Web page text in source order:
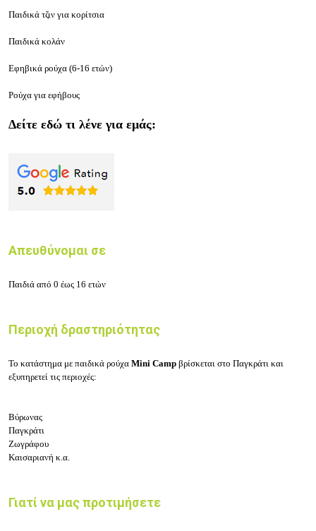
Παιδικά τζιν για κορίτσια
Παιδικά κολάν
Εφηβικά ρούχα (6-16 ετών)
Ρούχα για εφήβους
Δείτε εδώ τι λένε για εμάς:
Απευθύνομαι σε
Παιδιά από 0 έως 16 ετών
Περιοχή δραστηριότητας
Το κατάστημα με παιδικά ρούχα Mini Camp βρίσκεται στο Παγκράτι και
εξυπηρετεί τις περιοχές:
Βύρωνας
Παγκράτι
Ζωγράφου
Καισαριανή κ.α.
Γιατί να μας προτιμήσετε